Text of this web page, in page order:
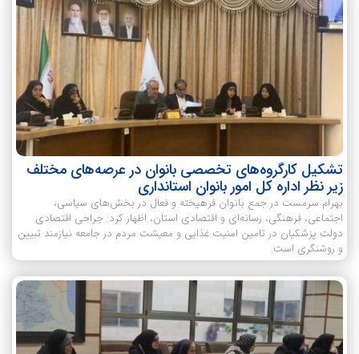
تشکیل کارگروه‌های تخصصی بانوان در عرصه‌های مختلف
زیر نظر اداره کل امور بانوان استانداری
بهرام سرمست در جمع بانوان فرهیخته و فعال در بخش‌های سیاسی،
اجتماعی، فرهنگی، رسانه‌ای و اقتصادی استان، اظهار کرد: جراحی اقتصادی
دولت پزشکیان در تامین امنیت غذایی و معیشت مردم در جامعه نیازمند تبیین
و روشنگری است.